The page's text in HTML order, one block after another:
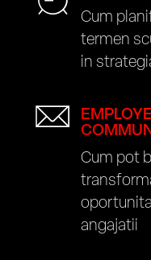
Cum
termen
in
Cum pot
angajatii